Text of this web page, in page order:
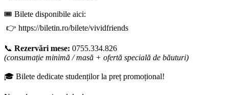
🎟️ Bilete disponibile aici:
👉 https://biletin.ro/bilete/vividfriends
📞 Rezervări mese: 0755.334.826
(consumație minimă / masă + ofertă specială de băuturi)
🎓 Bilete dedicate studenților la preț promoțional!